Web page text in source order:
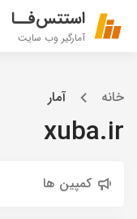
استتس‌فــا
آمارگیر وب سایت
خانه آمار
xuba.ir
کمپین ها